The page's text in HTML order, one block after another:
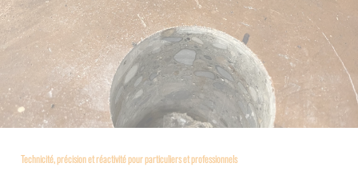
Technicité, précision et réactivité pour particuliers et professionnels